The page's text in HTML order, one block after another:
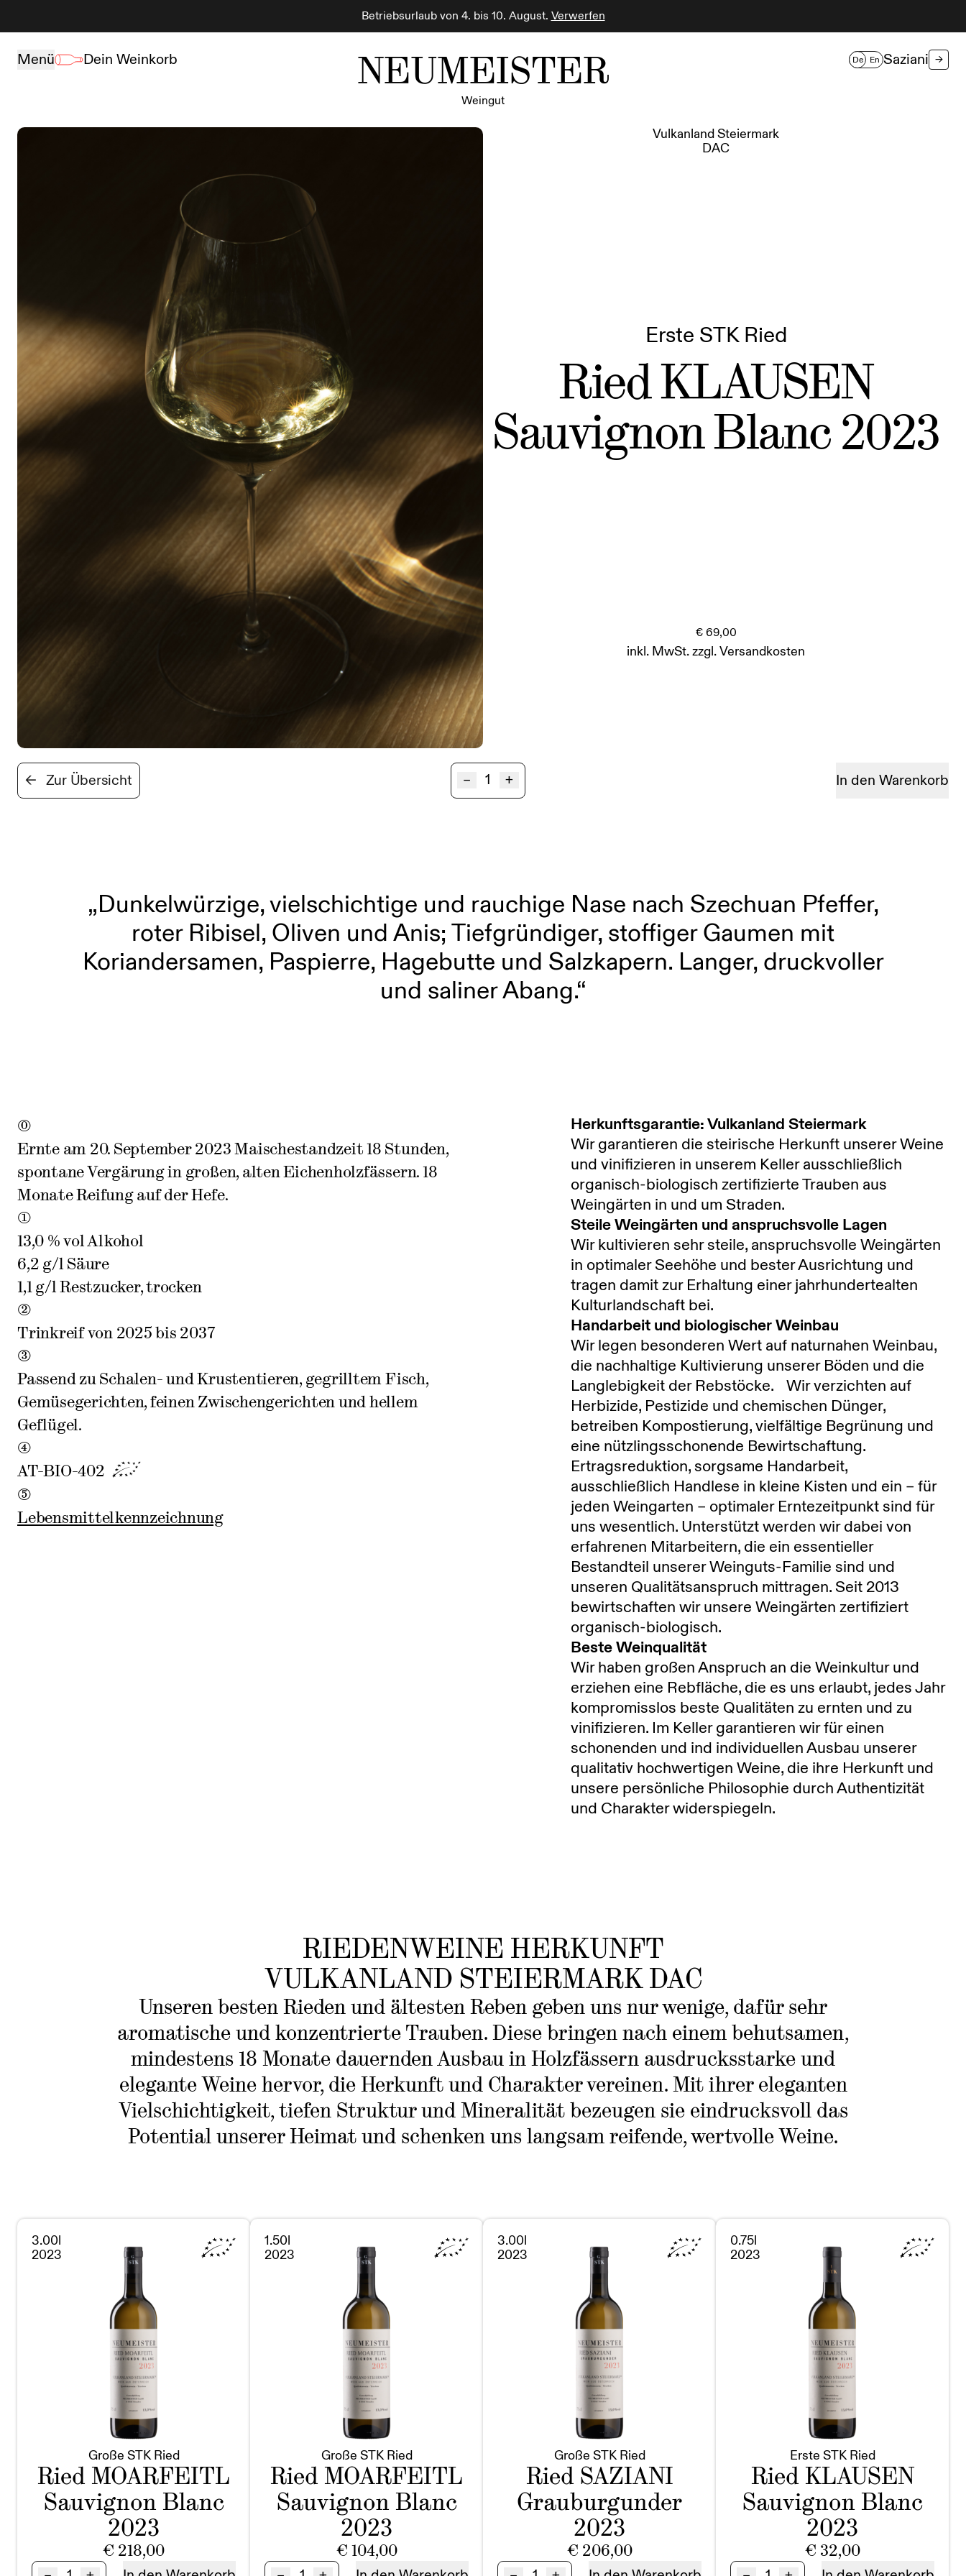
Betriebsurlaub von 4. bis 10. August. Verwerfen
Menü Dein Weinkorb NEUMEISTER
Weingut
De En Saziani →
Vulkanland Steiermark
DAC
Erste STK Ried
Ried KLAUSEN
Sauvignon Blanc 2023
€69,00
inkl. MwSt.zzgl.Versandkosten
← Zur Übersicht –
Ried
KLAUSEN
Menge
+ In den Warenkorb
„Dunkelwürzige, vielschichtige und rauchige Nase nach Szechuan Pfeffer,
roter Ribisel, Oliven und Anis; Tiefgründiger, stoffiger Gaumen mit
Koriandersamen, Paspierre, Hagebutte und Salzkapern. Langer, druckvoller
und saliner Abang.“
0
Ernte am 20. September 2023 Maischestandzeit 18 Stunden,
spontane Vergärung in großen, alten Eichenholzfässern. 18
Monate Reifung auf der Hefe.
1
13,0 % vol Alkohol
6,2 g/l Säure
1,1 g/l Restzucker, trocken
2
Trinkreif von 2025 bis 2037
3
Passend zu Schalen- und Krustentieren, gegrilltem Fisch,
Gemüsegerichten, feinen Zwischengerichten und hellem
Geflügel.
4
AT-BIO-402
5
Lebensmittelkennzeichnung
Herkunftsgarantie: Vulkanland Steiermark
Wir garantieren die steirische Herkunft unserer Weine
und vinifizieren in unserem Keller ausschließlich
organisch-biologisch zertifizierte Trauben aus
Weingärten in und um Straden.
Steile Weingärten und anspruchsvolle Lagen
Wir kultivieren sehr steile, anspruchsvolle Weingärten
in optimaler Seehöhe und bester Ausrichtung und
tragen damit zur Erhaltung einer jahrhundertealten
Kulturlandschaft bei.
Handarbeit und biologischer Weinbau
Wir legen besonderen Wert auf naturnahen Weinbau,
die nachhaltige Kultivierung unserer Böden und die
Langlebigkeit der Rebstöcke. Wir verzichten auf
Herbizide, Pestizide und chemischen Dünger,
betreiben Kompostierung, vielfältige Begrünung und
eine nützlingsschonende Bewirtschaftung.
Ertragsreduktion, sorgsame Handarbeit,
ausschließlich Handlese in kleine Kisten und ein – für
jeden Weingarten – optimaler Erntezeitpunkt sind für
uns wesentlich. Unterstützt werden wir dabei von
erfahrenen Mitarbeitern, die ein essentieller
Bestandteil unserer Weinguts-Familie sind und
unseren Qualitätsanspruch mittragen. Seit 2013
bewirtschaften wir unsere Weingärten zertifiziert
organisch-biologisch.
Beste Weinqualität
Wir haben großen Anspruch an die Weinkultur und
erziehen eine Rebfläche, die es uns erlaubt, jedes Jahr
kompromisslos beste Qualitäten zu ernten und zu
vinifizieren. Im Keller garantieren wir für einen
schonenden und ind individuellen Ausbau unserer
qualitativ hochwertigen Weine, die ihre Herkunft und
unsere persönliche Philosophie durch Authentizität
und Charakter widerspiegeln.
RIEDENWEINE HERKUNFT
VULKANLAND STEIERMARK DAC
Unseren besten Rieden und ältesten Reben geben uns nur wenige, dafür sehr
aromatische und konzentrierte Trauben. Diese bringen nach einem behutsamen,
mindestens 18 Monate dauernden Ausbau in Holzfässern ausdrucksstarke und
elegante Weine hervor, die Herkunft und Charakter vereinen. Mit ihrer eleganten
Vielschichtigkeit, tiefen Struktur und Mineralität bezeugen sie eindrucksvoll das
Potential unserer Heimat und schenken uns langsam reifende, wertvolle Weine.
3.00l
2023
Große STK Ried
Ried MOARFEITL
Sauvignon Blanc
2023
€ 218,00
1.50l
2023
Große STK Ried
Ried MOARFEITL
Sauvignon Blanc
2023
€ 104,00
3.00l
2023
Große STK Ried
Ried SAZIANI
Grauburgunder
2023
€ 206,00
0.75l
2023
Erste STK Ried
Ried KLAUSEN
Sauvignon Blanc
2023
€ 32,00